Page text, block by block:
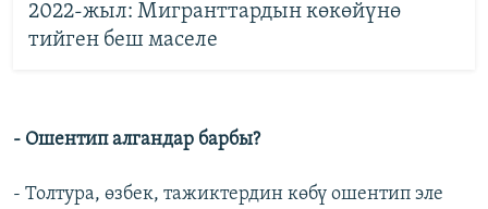
2022-жыл: Мигранттардын көкөйүнө
тийген беш маселе
- Ошентип алгандар барбы?
- Толтура, өзбек, тажиктердин көбү ошентип эле